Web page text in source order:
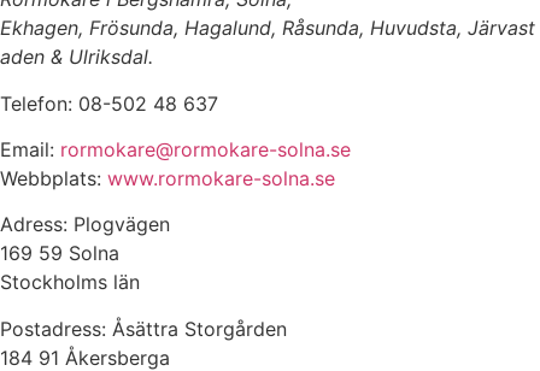
Ekhagen, Frösunda, Hagalund, Råsunda, Huvudsta, Järvast
aden & Ulriksdal.
Telefon: 08-502 48 637
Email: rormokare@rormokare-solna.se
Webbplats: www.rormokare-solna.se
Adress: Plogvägen
169 59 Solna
Stockholms län
Postadress: Åsättra Storgården
184 91 Åkersberga